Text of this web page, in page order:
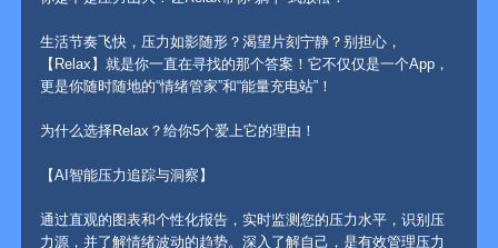
生活节奏飞快，压力如影随形？渴望片刻宁静？别担心，
【Relax】就是你一直在寻找的那个答案！它不仅仅是一个App，
通过直观的图表和个性化报告，实时监测您的压力水平，识别压
力源，并了解情绪波动的趋势。深入了解自己，是有效管理压力